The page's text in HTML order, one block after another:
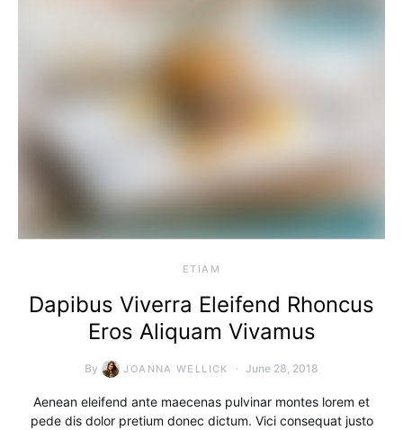
ETIAM
Dapibus Viverra Eleifend Rhoncus
Eros Aliquam Vivamus
By JOANNA WELLICK June 28, 2018
Aenean eleifend ante maecenas pulvinar montes lorem et
pede dis dolor pretium donec dictum. Vici consequat justo